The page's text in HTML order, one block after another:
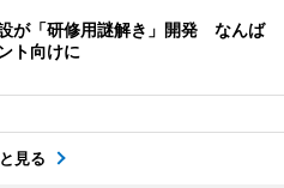
が「研修用謎解き」開発 なんば
ト向けに
見る